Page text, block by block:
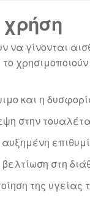
γίνονται
και η
στην
στη
της υγείας